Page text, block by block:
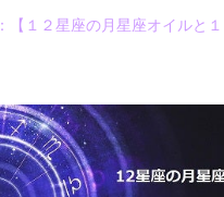
【１２星座の月星座オイルと